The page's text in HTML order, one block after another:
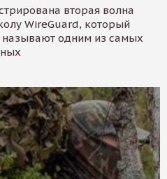
вторая волна
WireGuard, который
называют одним из самых